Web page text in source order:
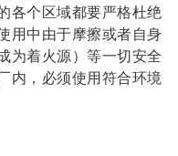
各个区域都要严格杜绝
用中由于摩擦或者自身
为着火源）等一切安全
内，必须使用符合环境